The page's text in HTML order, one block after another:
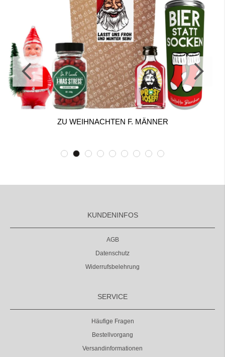
ZU WEIHNACHTEN F. MÄNNER
KUNDENINFOS
AGB
Datenschutz
Widerrufsbelehrung
SERVICE
Häufige Fragen
Bestellvorgang
Versandinformationen